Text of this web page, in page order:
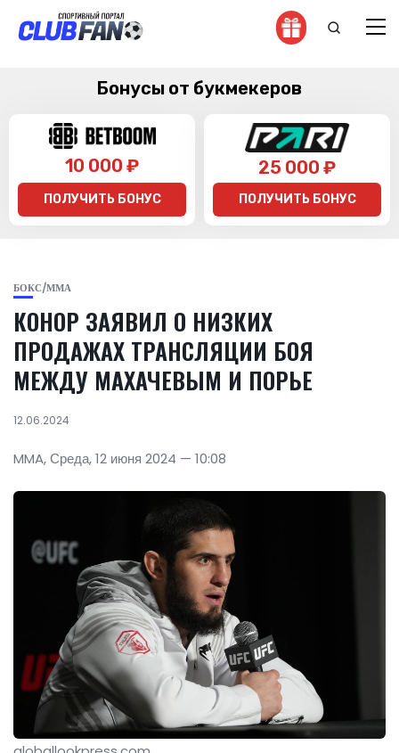
Бонусы от букмекеров
10 000 ₽
ПОЛУЧИТЬ БОНУС
25 000 ₽
ПОЛУЧИТЬ БОНУС
БОКС/ММА
КОНОР ЗАЯВИЛ О НИЗКИХ
ПРОДАЖАХ ТРАНСЛЯЦИИ БОЯ
МЕЖДУ МАХАЧЕВЫМ И ПОРЬЕ
12.06.2024
MMA, Среда, 12 июня 2024 — 10:08